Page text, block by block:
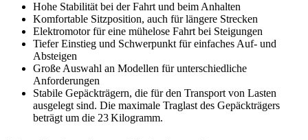
Hohe Stabilität bei der Fahrt und beim Anhalten
Komfortable Sitzposition, auch für längere Strecken
Elektromotor für eine mühelose Fahrt bei Steigungen
Tiefer Einstieg und Schwerpunkt für einfaches Auf- und
Absteigen
Große Auswahl an Modellen für unterschiedliche
Anforderungen
Stabile Gepäckträgern, die für den Transport von Lasten
ausgelegt sind. Die maximale Traglast des Gepäckträgers
beträgt um die 23 Kilogramm.